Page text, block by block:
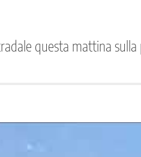
questa mattina